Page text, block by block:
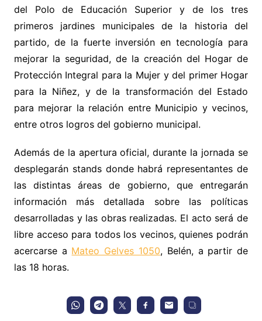
del Polo de Educación Superior y de los tres
primeros jardines municipales de la historia del
partido, de la fuerte inversión en tecnología para
mejorar la seguridad, de la creación del Hogar de
Protección Integral para la Mujer y del primer Hogar
para la Niñez, y de la transformación del Estado
para mejorar la relación entre Municipio y vecinos,
entre otros logros del gobierno municipal.
Además de la apertura oficial, durante la jornada se
desplegarán stands donde habrá representantes de
las distintas áreas de gobierno, que entregarán
información más detallada sobre las políticas
desarrolladas y las obras realizadas. El acto será de
libre acceso para todos los vecinos, quienes podrán
acercarse a Mateo Gelves 1050, Belén, a partir de
las 18 horas.